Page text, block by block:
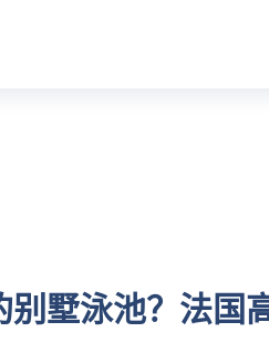
墅泳池？法国